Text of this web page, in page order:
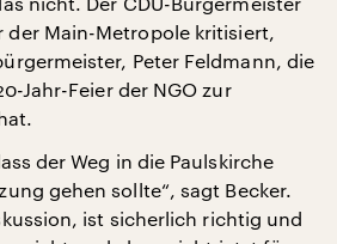
der Main-Metropole kritisiert,
Peter Feldmann, die
Jahr-Feier der NGO zur
der Weg in die Paulskirche
gehen sollte“, sagt Becker.
ist sicherlich richtig und